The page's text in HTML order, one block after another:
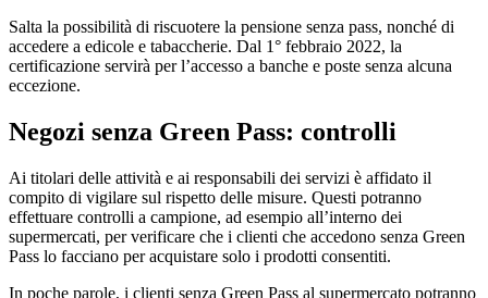
Salta la possibilità di riscuotere la pensione senza pass, nonché di
accedere a edicole e tabaccherie. Dal 1° febbraio 2022, la
certificazione servirà per l’accesso a banche e poste senza alcuna
eccezione.
Negozi senza Green Pass: controlli
Ai titolari delle attività e ai responsabili dei servizi è affidato il
compito di vigilare sul rispetto delle misure. Questi potranno
effettuare controlli a campione, ad esempio all’interno dei
supermercati, per verificare che i clienti che accedono senza Green
Pass lo facciano per acquistare solo i prodotti consentiti.
In poche parole, i clienti senza Green Pass al supermercato potranno